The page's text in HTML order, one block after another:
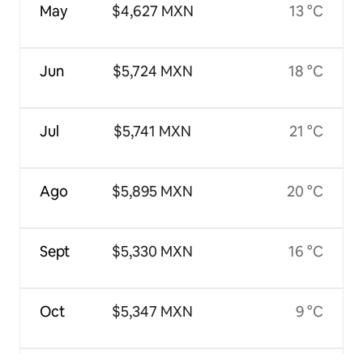
May
Jun
Jul
Ago
Sept
Oct
$4,627 MXN
$5,724 MXN
$5,741 MXN
$5,895 MXN
$5,330 MXN
$5,347 MXN
13 °C
18 °C
21 °C
20 °C
16 °C
9 °C